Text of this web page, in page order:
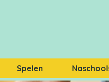
Spelen